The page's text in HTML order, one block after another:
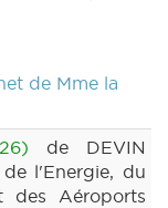
de Mme la
de DEVIN
l'Energie, du
des Aéroports